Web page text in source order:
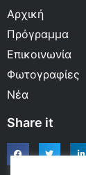
Αρχική
Πρόγραμμα
Επικοινωνία
Φωτογραφίες
Νέα
Share it